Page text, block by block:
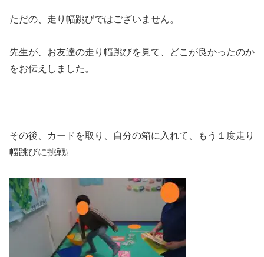
ただの、走り幅跳びではございません。
先生が、お友達の走り幅跳びを見て、どこが良かったのか
をお伝えしました。
その後、カードを取り、自分の箱に入れて、もう１度走り
幅跳びに挑戦❕